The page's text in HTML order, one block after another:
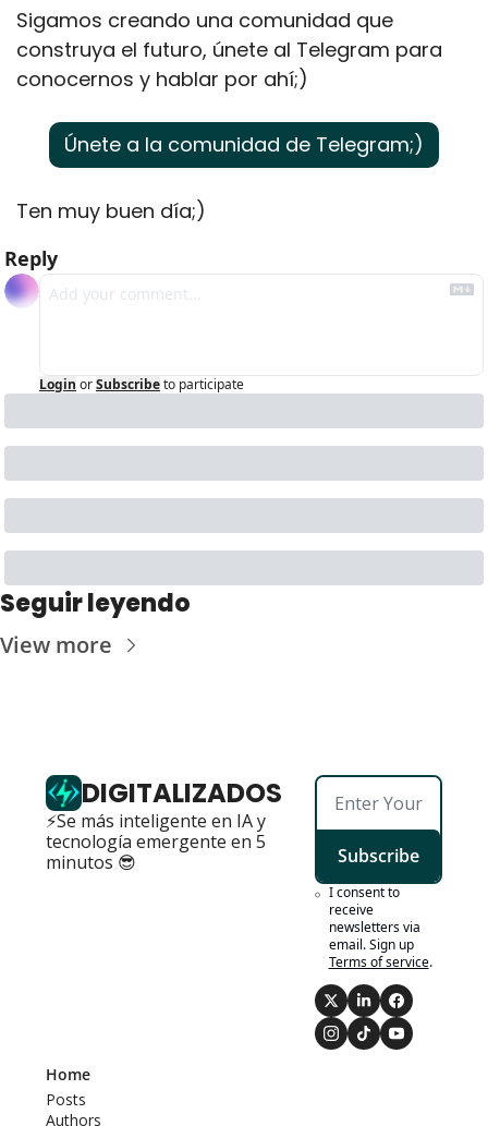
Sigamos creando una comunidad que
construya el futuro, únete al Telegram para
conocernos y hablar por ahí;)
Únete a la comunidad de Telegram;)
Ten muy buen día;)
Reply
Login orSubscribeto participate
Seguir leyendo
View more
DIGITALIZADOS
⚡Se más inteligente en IA y
tecnología emergente en 5
minutos 😎
Subscribe
I consent to
receive
newsletters via
email. Sign up
Terms of service.
Home
Posts
Authors